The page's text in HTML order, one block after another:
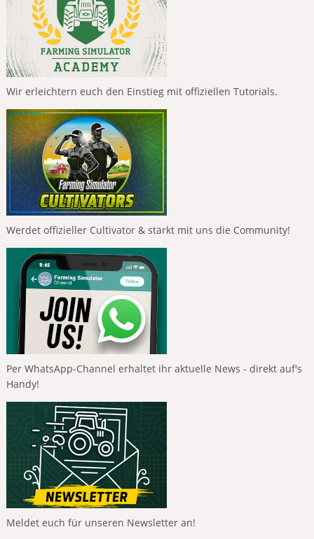
Wir erleichtern euch den Einstieg mit offiziellen Tutorials.
Werdet offizieller Cultivator & stärkt mit uns die Community!
Per WhatsApp-Channel erhaltet ihr aktuelle News - direkt auf's
Handy!
Meldet euch für unseren Newsletter an!